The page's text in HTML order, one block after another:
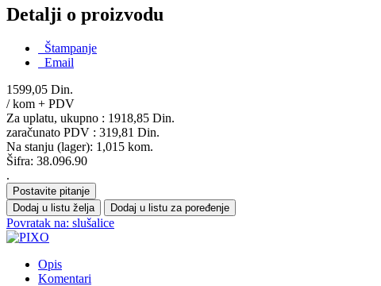
Detalji o proizvodu
Štampanje
Email
1599,05 Din.
/ kom + PDV
Za uplatu, ukupno : 1918,85 Din.
zaračunato PDV : 319,81 Din.
Na stanju (lager): 1,015 kom.
Šifra: 38.096.90
.
Postavite pitanje
Dodaj u listu želja
Dodaj u listu za poređenje
Povratak na: slušalice
Opis
Komentari